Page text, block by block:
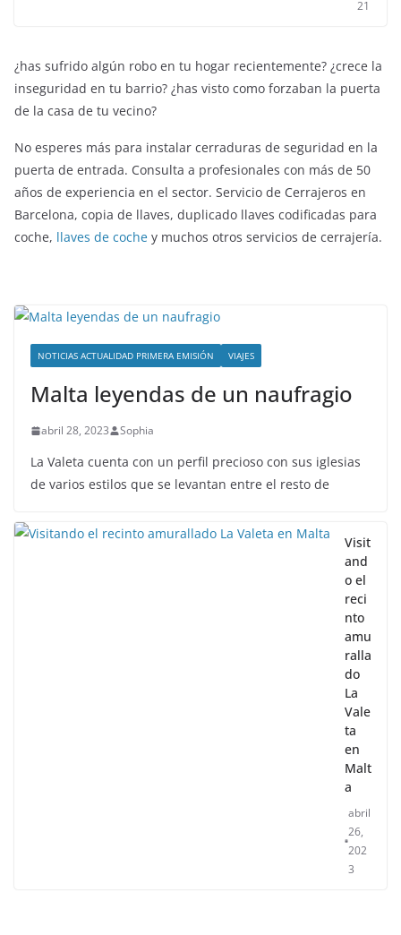
21
¿has sufrido algún robo en tu hogar recientemente? ¿crece la
inseguridad en tu barrio? ¿has visto como forzaban la puerta
de la casa de tu vecino?
No esperes más para instalar cerraduras de seguridad en la
puerta de entrada. Consulta a profesionales con más de 50
años de experiencia en el sector. Servicio de Cerrajeros en
Barcelona, copia de llaves, duplicado llaves codificadas para
coche, llaves de coche y muchos otros servicios de cerrajería.
NOTICIAS ACTUALIDAD PRIMERA EMISIÓN VIAJES
Malta leyendas de un naufragio
abril 28, 2023 Sophia
La Valeta cuenta con un perfil precioso con sus iglesias
de varios estilos que se levantan entre el resto de
Visit
and
o el
reci
nto
amu
ralla
do
La
Vale
ta
en
Malt
a
abril
26,
202
3